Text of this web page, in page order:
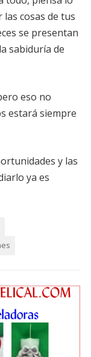
las cosas de tus
se presentan
sabiduría de
eso no
estará siempre
y las
ya es